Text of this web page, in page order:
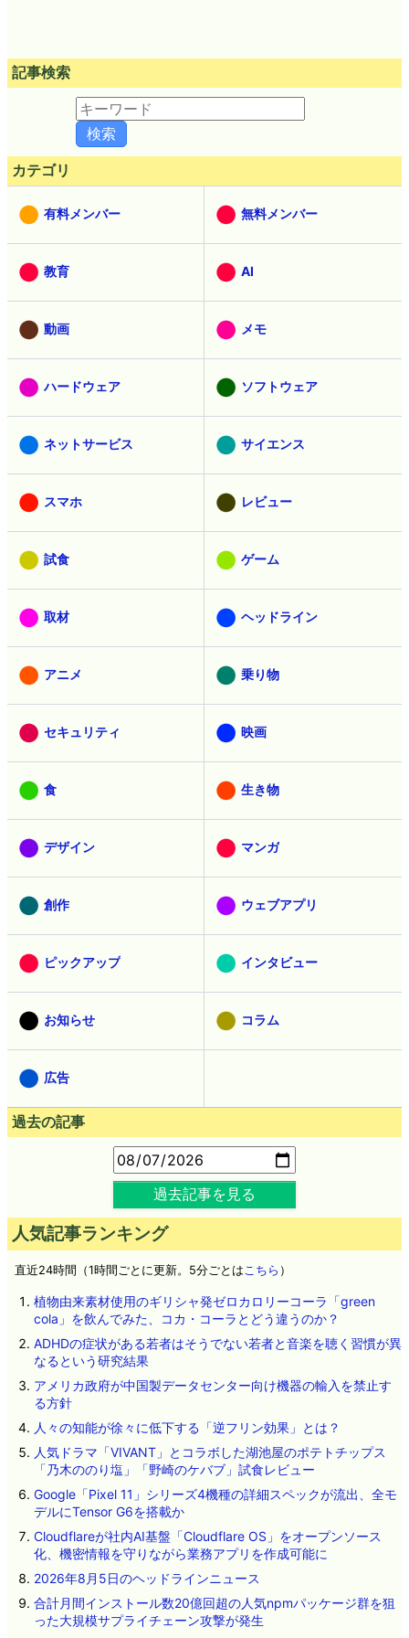
記事検索
カテゴリ
有料メンバー 無料メンバー
教育 AI
動画 メモ
ハードウェア ソフトウェア
ネットサービス サイエンス
スマホ レビュー
試食 ゲーム
取材 ヘッドライン
アニメ 乗り物
セキュリティ 映画
食 生き物
デザイン マンガ
創作 ウェブアプリ
ピックアップ インタビュー
お知らせ コラム
広告
過去の記事
過去記事を見る
人気記事ランキング
直近24時間（1時間ごとに更新。5分ごとはこちら ）
植物由来素材使用のギリシャ発ゼロカロリーコーラ「green
cola」を飲んでみた、コカ・コーラとどう違うのか？
ADHDの症状がある若者はそうでない若者と音楽を聴く習慣が異
なるという研究結果
アメリカ政府が中国製データセンター向け機器の輸入を禁止す
る方針
人々の知能が徐々に低下する「逆フリン効果」とは？
人気ドラマ「VIVANT」とコラボした湖池屋のポテトチップス
「乃木ののり塩」「野崎のケバブ」試食レビュー
Google「Pixel 11」シリーズ4機種の詳細スペックが流出、全モ
デルにTensor G6を搭載か
Cloudflareが社内AI基盤「Cloudflare OS」をオープンソース
化、機密情報を守りながら業務アプリを作成可能に
2026年8月5日のヘッドラインニュース
合計月間インストール数20億回超の人気npmパッケージ群を狙
った大規模サプライチェーン攻撃が発生